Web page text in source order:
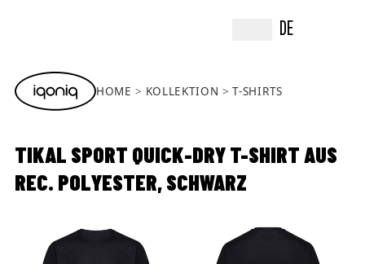
DE
HOME KOLLEKTION T-SHIRTS
TIKAL SPORT QUICK-DRY T-SHIRT AUS
REC. POLYESTER, SCHWARZ